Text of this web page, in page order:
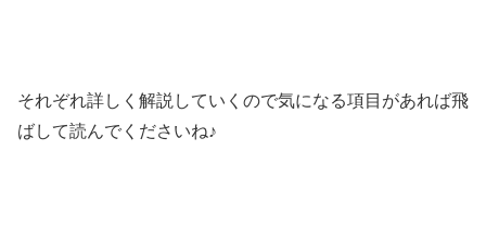
それぞれ詳しく解説していくので気になる項目があれば飛
ばして読んでくださいね♪